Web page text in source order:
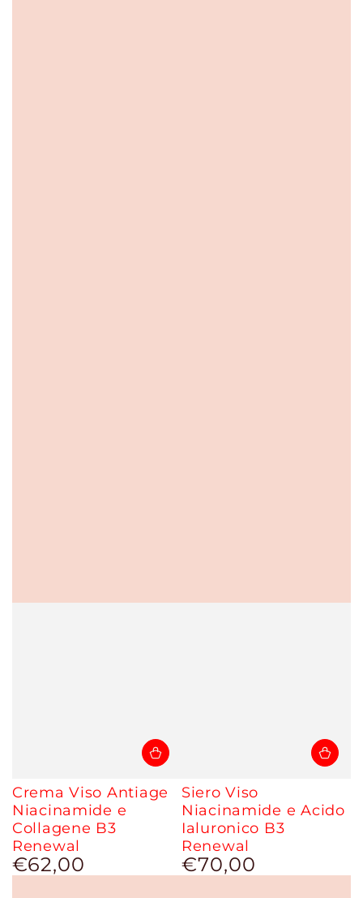
Crema Viso Antiage
Niacinamide e
Collagene B3
Renewal
Prix
normal
€62,00
Siero Viso
Niacinamide e Acido
Ialuronico B3
Renewal
Prix
normal
€70,00